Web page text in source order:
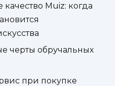
Muiz: когда
черты обручальных
при покупке